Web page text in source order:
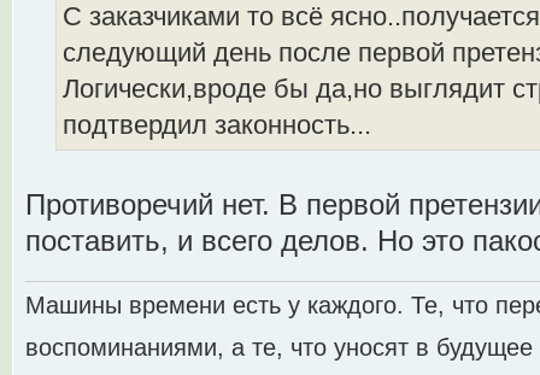
С заказчиками то всё
следующий день после первой
Логически,вроде бы да,но выглядит
подтвердил законность...
Противоречий нет. В первой
поставить, и всего делов. Но это
Машины времени есть у каждого. Те, что
воспоминаниями, а те, что уносят в